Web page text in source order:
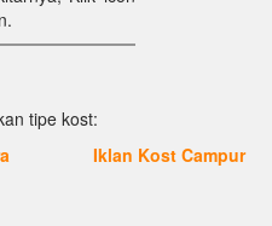
tipe kost:
Iklan Kost Campur